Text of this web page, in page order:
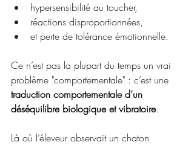
hypersensibilité au toucher,
réactions disproportionnées,
et perte de tolérance émotionnelle.
Ce n’est pas la plupart du temps un vrai
problème "comportementale" : c’est une
traduction comportementale d’un
déséquilibre biologique et vibratoire.
Là où l’éleveur observait un chaton